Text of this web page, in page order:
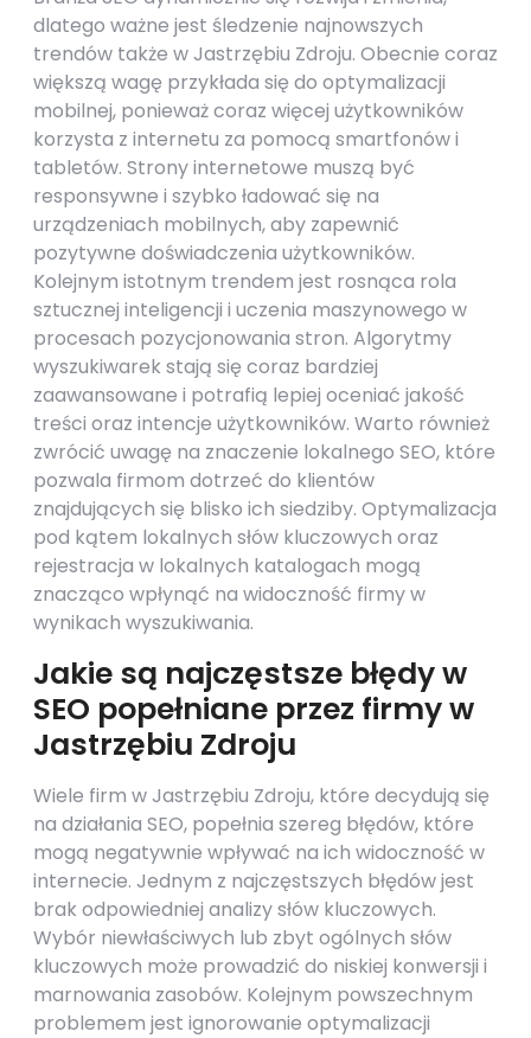
dlatego ważne jest śledzenie najnowszych
trendów także w Jastrzębiu Zdroju. Obecnie coraz
większą wagę przykłada się do optymalizacji
mobilnej, ponieważ coraz więcej użytkowników
korzysta z internetu za pomocą smartfonów i
tabletów. Strony internetowe muszą być
responsywne i szybko ładować się na
urządzeniach mobilnych, aby zapewnić
pozytywne doświadczenia użytkowników.
Kolejnym istotnym trendem jest rosnąca rola
sztucznej inteligencji i uczenia maszynowego w
procesach pozycjonowania stron. Algorytmy
wyszukiwarek stają się coraz bardziej
zaawansowane i potrafią lepiej oceniać jakość
treści oraz intencje użytkowników. Warto również
zwrócić uwagę na znaczenie lokalnego SEO, które
pozwala firmom dotrzeć do klientów
znajdujących się blisko ich siedziby. Optymalizacja
pod kątem lokalnych słów kluczowych oraz
rejestracja w lokalnych katalogach mogą
znacząco wpłynąć na widoczność firmy w
wynikach wyszukiwania.
Jakie są najczęstsze błędy w
SEO popełniane przez firmy w
Jastrzębiu Zdroju
Wiele firm w Jastrzębiu Zdroju, które decydują się
na działania SEO, popełnia szereg błędów, które
mogą negatywnie wpływać na ich widoczność w
internecie. Jednym z najczęstszych błędów jest
brak odpowiedniej analizy słów kluczowych.
Wybór niewłaściwych lub zbyt ogólnych słów
kluczowych może prowadzić do niskiej konwersji i
marnowania zasobów. Kolejnym powszechnym
problemem jest ignorowanie optymalizacji